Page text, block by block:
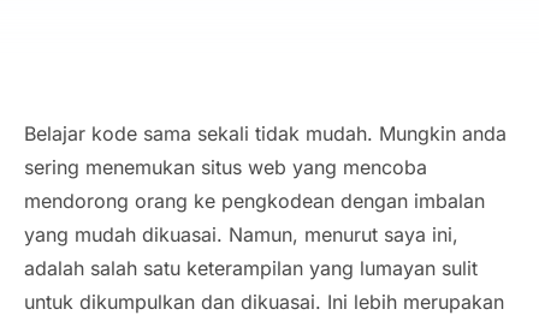
Belajar kode sama sekali tidak mudah. Mungkin anda
sering menemukan situs web yang mencoba
mendorong orang ke pengkodean dengan imbalan
yang mudah dikuasai. Namun, menurut saya ini,
adalah salah satu keterampilan yang lumayan sulit
untuk dikumpulkan dan dikuasai. Ini lebih merupakan